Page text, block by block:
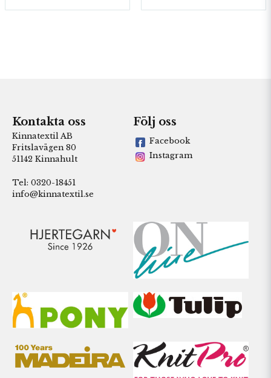
Kontakta oss
Kinnatextil AB
Fritslavägen 80
51142 Kinnahult
Tel: 0320-18451
info@kinnatextil.se
Följ oss
Facebook
Instagram